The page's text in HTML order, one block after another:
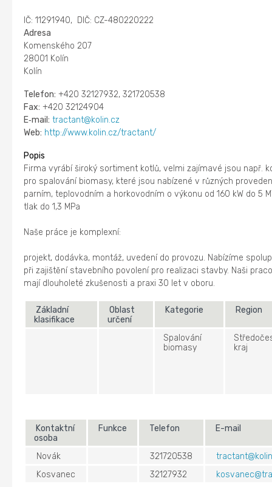
IČ: 11291940, DIČ: CZ-480220222
Adresa
Komenského 207
28001 Kolín
Kolín
Telefon: +420 32127932, 321720538
Fax: +420 32124904
E‑mail: tractant@kolin.cz
Web: http://www.kolin.cz/tractant/
Popis
Firma vyrábí široký sortiment kotlů, velmi zajímavé jsou např.
pro spalování biomasy, které jsou nabízené v různých
parním, teplovodním a horkovodním o výkonu od 160 kW do 5
tlak do 1,3 MPa
Naše práce je komplexní:
projekt, dodávka, montáž, uvedení do provozu. Nabízíme
při zajištění stavebního povolení pro realizaci stavby. Naši
mají dlouholeté zkušenosti a praxi 30 let v oboru.
Základní
klasifikace
Oblast
určení
Kategorie Region
Spalování
biomasy
kraj
Kontaktní
osoba
Funkce Telefon E-mail
Novák 321720538
Kosvanec
32127932